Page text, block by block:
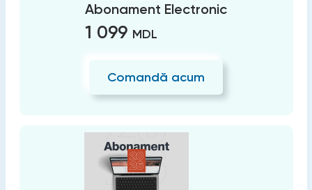
Abonament Electronic
1 099 MDL
Comandă acum